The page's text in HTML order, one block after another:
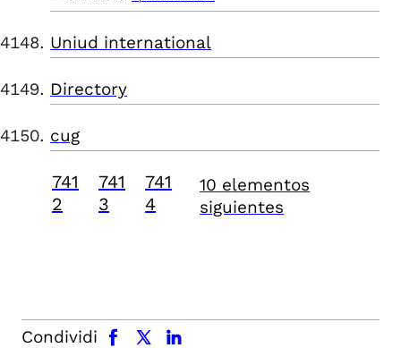
Uniud international
Directory
cug
741
2
741
3
741
4
10 elementos
siguientes
Condividi
facebook x.com linkedin